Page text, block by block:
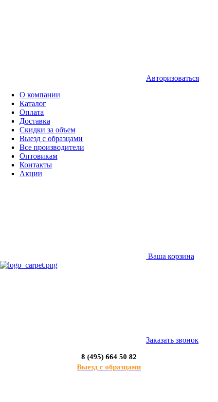
Авторизоваться
О компании
Каталог
Оплата
Доставка
Скидки за объем
Выезд с образцами
Все производители
Оптовикам
Контакты
Акции
Ваша корзина
Заказать звонок
8 (495) 664 50 82
Выезд с образцами